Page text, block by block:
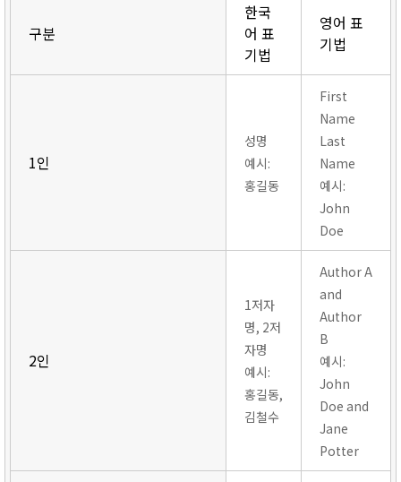
구분
한국
어 표
기법
영어 표
기법
1인
성명
예시:
홍길동
First
Name
Last
Name
예시:
John
Doe
2인
1저자
명, 2저
자명
예시:
홍길동,
김철수
Author A
and
Author
B
예시:
John
Doe and
Jane
Potter